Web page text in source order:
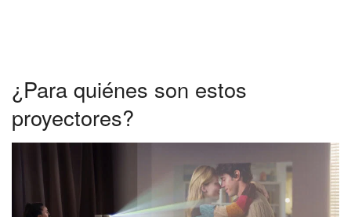
¿Para quiénes son estos
proyectores?